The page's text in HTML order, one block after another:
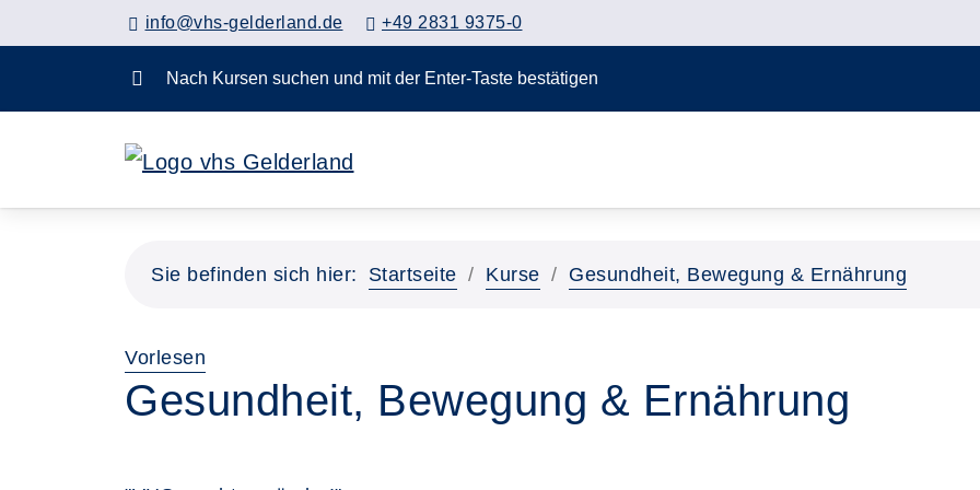
info@vhs-gelderland.de +49 2831 9375-0
Sie befinden sich hier: Startseite Kurse Gesundheit, Bewegung & Ernährung
Vorlesen
Gesundheit, Bewegung & Ernährung